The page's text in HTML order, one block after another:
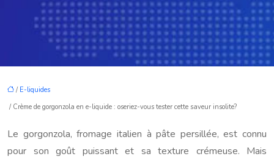
/ E-liquides
/ Crème de gorgonzola en e-liquide : oseriez-vous tester cette saveur insolite?
Le gorgonzola, fromage italien à pâte persillée, est connu
pour son goût puissant et sa texture crémeuse. Mais